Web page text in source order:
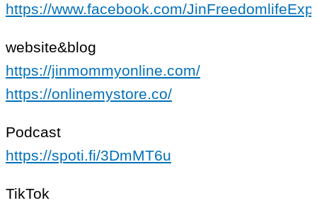
https://www.facebook.com/
website&blog
https://jinmommyonline.com/
https://onlinemystore.co/
Podcast
https://spoti.fi/3DmMT6u
TikTok